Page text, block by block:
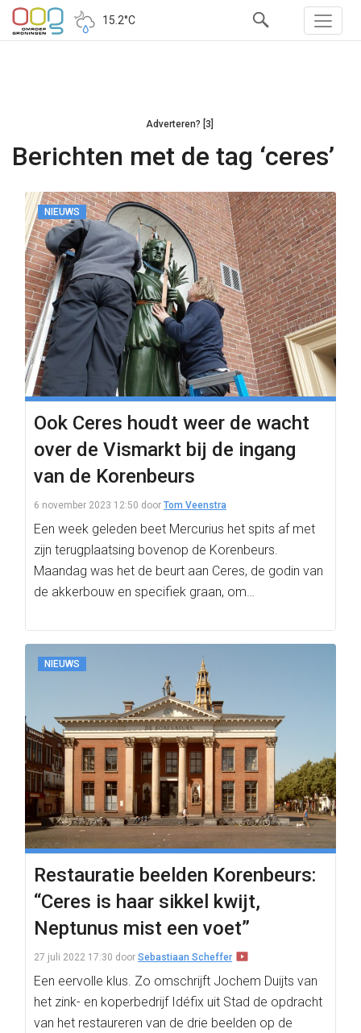
15.2°C
Adverteren? [3]
Berichten met de tag ‘ceres’
NIEUWS
Ook Ceres houdt weer de wacht
over de Vismarkt bij de ingang
van de Korenbeurs
6 november 2023 12:50 door Tom Veenstra
Een week geleden beet Mercurius het spits af met
zijn terugplaatsing bovenop de Korenbeurs.
Maandag was het de beurt aan Ceres, de godin van
de akkerbouw en specifiek graan, om…
NIEUWS
Restauratie beelden Korenbeurs:
“Ceres is haar sikkel kwijt,
Neptunus mist een voet”
27 juli 2022 17:30 door Sebastiaan Scheffer
Een eervolle klus. Zo omschrijft Jochem Duijts van
het zink- en koperbedrijf Idéfix uit Stad de opdracht
van het restaureren van de drie beelden op de